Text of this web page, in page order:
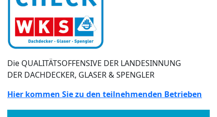
Die QUALITÄTSOFFENSIVE DER LANDESINNUNG
DER DACHDECKER, GLASER & SPENGLER
Hier kommen Sie zu den teilnehmenden Betrieben